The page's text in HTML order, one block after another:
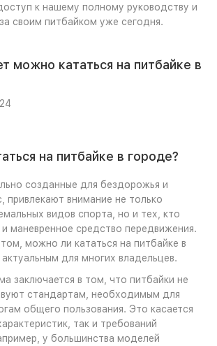
к нашему полному руководству и
своим питбайком уже сегодня.
можно кататься на питбайке в
на питбайке в городе?
созданные для бездорожья и
привлекают внимание не только
видов спорта, но и тех, кто
маневренное средство передвижения.
можно ли кататься на питбайке в
для многих владельцев.
заключается в том, что питбайки не
стандартам, необходимым для
общего пользования. Это касается
так и требований
у большинства моделей